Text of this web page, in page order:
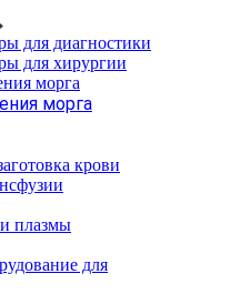
для диагностики
для хирургии
морга
крови
плазмы